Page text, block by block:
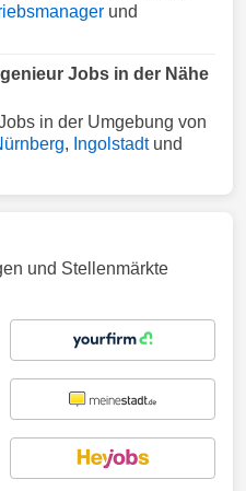
und
Jobs in der Nähe
in der Umgebung von
, Ingolstadtund
und Stellenmärkte